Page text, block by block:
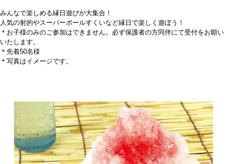
みんなで楽しめる縁日遊びが大集合！
人気の射的やスーパーボールすくいなど縁日で楽しく遊ぼう！
＊お子様のみのご参加はできません。必ず保護者の方同伴にて受付をお願い
いたします。
＊先着50名様
＊写真はイメージです。